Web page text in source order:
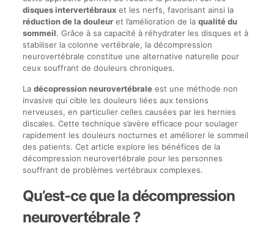
disques intervertébrauxet les nerfs, favorisant ainsi la
réduction de la douleuret l’amélioration de la qualité du
sommeil. Grâce à sa capacité à réhydrater les disques et à
stabiliser la colonne vertébrale, la décompression
neurovertébrale constitue une alternative naturelle pour
ceux souffrant de douleurs chroniques.
La décopression neurovertébraleest une méthode non
invasive qui cible les douleurs liées aux tensions
nerveuses, en particulier celles causées par les hernies
discales. Cette technique s’avère efficace pour soulager
rapidement les douleurs nocturnes et améliorer le sommeil
des patients. Cet article explore les bénéfices de la
décompression neurovertébrale pour les personnes
souffrant de problèmes vertébraux complexes.
Qu’est-ce que la décompression
neurovertébrale ?